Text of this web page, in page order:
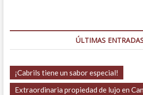
ÚLTIMAS
¡Cabrils tiene un sabor especial!
Extraordinaria propiedad de lujo en